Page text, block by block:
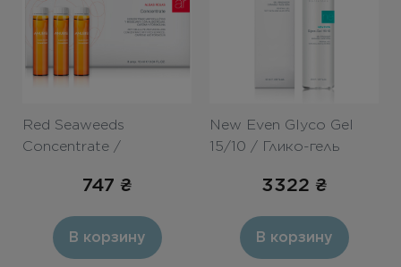
Red Seaweeds
Concentrate /
моделирующий
747 ₴
В корзину
New Even Glyco Gel
15/10 / Глико-гель
3322 ₴
В корзину